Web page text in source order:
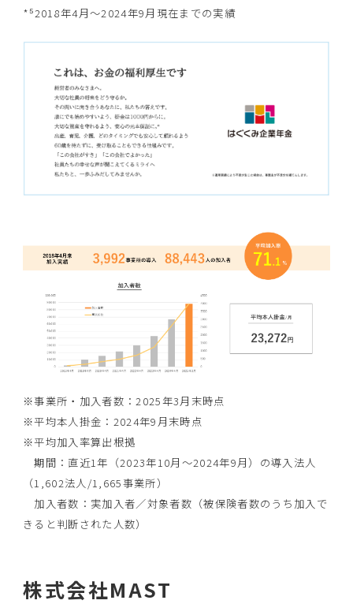
*⁵2018年4月～2024年9月現在までの実績
※事業所・加入者数：2025年3月末時点
※平均本人掛金：2024年9月末時点
※平均加入率算出根拠
期間：直近1年（2023年10月～2024年9月）の導入法人
（1,602法人/1,665事業所）
加入者数：実加入者／対象者数（被保険者数のうち加入で
きると判断された人数）
株式会社MAST